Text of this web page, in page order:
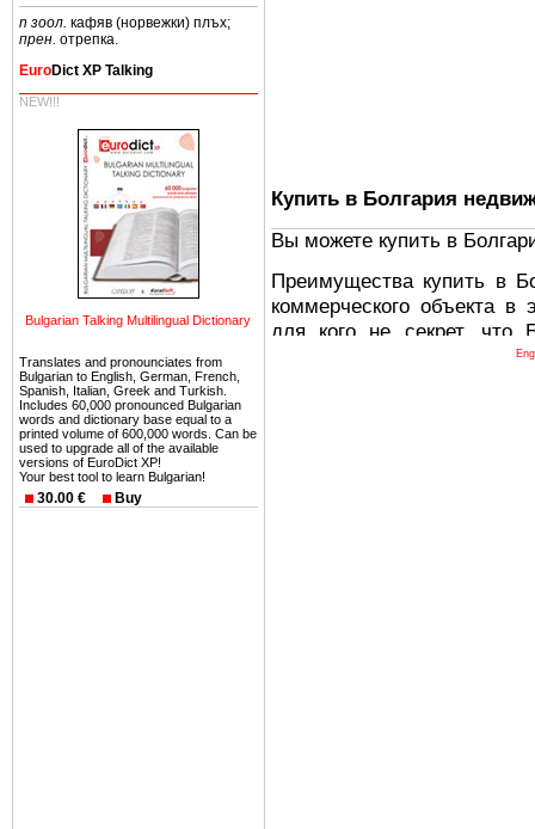
n зоол. кафяв (норвежки) плъх;
прен. отрепка.
EuroDict XP Talking
NEW!!!
Bulgarian Talking Multilingual Dictionary
Translates and pronounciates from
Bulgarian to English, German, French,
Spanish, Italian, Greek and Turkish.
Includes 60,000 pronounced Bulgarian
words and dictionary base equal to a
printed volume of 600,000 words. Can be
used to upgrade all of the available
versions of EuroDict XP!
Your best tool to learn Bulgarian!
30.00 € Buy
Купить в Болгария
Вы можете купить в
Преимущества купить в
коммерческого объекта
для кого не секрет, что
древних и прекрасных